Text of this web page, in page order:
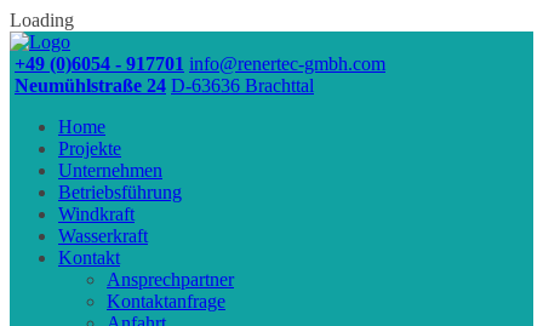
Loading
+49 (0)6054 - 917701 info@renertec-gmbh.com
Neumühlstraße 24 D-63636 Brachttal
Home
Projekte
Unternehmen
Betriebsführung
Windkraft
Wasserkraft
Kontakt
Ansprechpartner
Kontaktanfrage